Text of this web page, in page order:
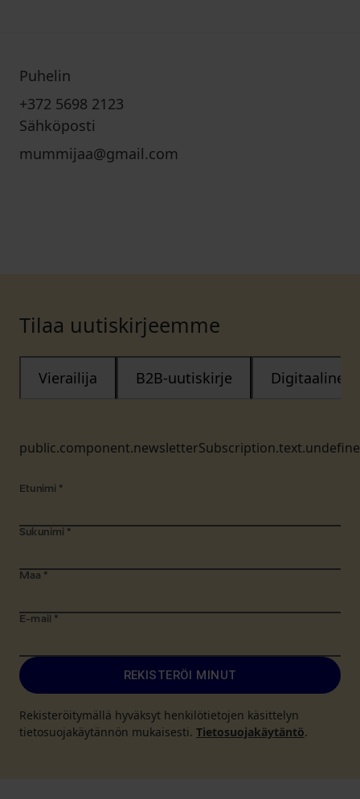
Puhelin
+372 5698 2123
Sähköposti
mummijaa@gmail.com
Tilaa uutiskirjeemme
Vierailija B2B-uutiskirje Digitaalinen
Etunimi *
Sukunimi *
Maa *
E-mail *
REKISTERÖI MINUT
Rekisteröitymällä hyväksyt henkilötietojen käsittelyn
tietosuojakäytännön mukaisesti. Tietosuojakäytäntö.